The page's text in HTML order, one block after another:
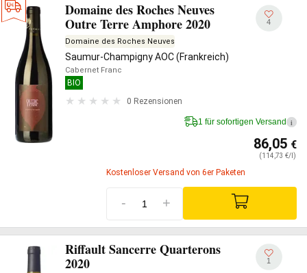
Domaine des Roches Neuves
Outre Terre Amphore 2020
Domaine des Roches Neuves
Saumur-Champigny AOC (Frankreich)
Cabernet Franc
BIO
0 Rezensionen
4
1 für sofortigen Versand i
86,05 €
(114,73 €/l)
Kostenloser Versand von 6er Paketen
- +
Riffault Sancerre Quarterons
2020
1